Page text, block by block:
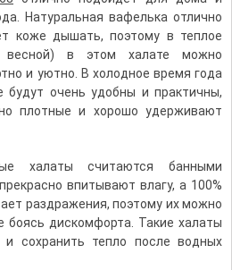
Натуральная вафелька отлично
коже дышать, поэтому в теплое
в этом халате можно
и уютно. В холодное время года
очень удобны и практичны,
плотные и хорошо удерживают
халаты считаются банными
впитывают влагу, а 100%
раздражения, поэтому их можно
боясь дискомфорта. Такие халаты
и сохранить тепло после водных